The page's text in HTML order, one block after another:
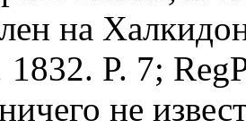
на
1832. P. 7;
не